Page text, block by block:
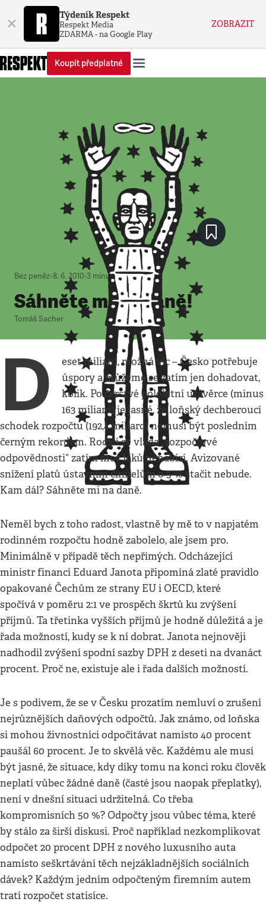
× Týdeník Respekt
Respekt Media
ZDARMA - na Google Play
ZOBRAZIT
Koupit předplatné
Bez peněz•8. 6. 2010•3 minuty
Sáhněte mi na daně!
Tomáš Sacher
D
eset miliard, možná víc – Česko potřebuje
úspory a můžeme se zatím jen dohadovat,
kolik. Po čerstvé pololetní uzávěrce (minus
163 miliard) je jasné, že loňský dechberoucí
schodek rozpočtu (192,4 miliard) nemusí být posledním
černým rekordem. Rodící se vláda „rozpočtové
odpovědnosti“ zatím moc léků nenabízí. Avizované
snížení platů ústavním činitelům o 5 % stačit nebude.
Kam dál? Sáhněte mi na daně.
Neměl bych z toho radost, vlastně by mě to v napjatém
rodinném rozpočtu hodně zabolelo, ale jsem pro.
Minimálně v případě těch nepřímých. Odcházející
ministr financí Eduard Janota připomíná zlaté pravidlo
opakované Čechům ze strany EU i OECD, které
spočívá v poměru 2:1 ve prospěch škrtů ku zvýšení
příjmů. Ta třetinka vyšších příjmů je hodně důležitá a je
řada možností, kudy se k ní dobrat. Janota nejnověji
nadhodil zvýšení spodní sazby DPH z deseti na dvanáct
procent. Proč ne, existuje ale i řada dalších možností.
Je s podivem, že se v Česku prozatím nemluví o zrušení
nejrůznějších daňových odpočtů. Jak známo, od loňska
si mohou živnostníci odpočítávat namísto 40 procent
paušál 60 procent. Je to skvělá věc. Každému ale musí
být jasné, že situace, kdy díky tomu na konci roku člověk
neplatí vůbec žádné daně (časté jsou naopak přeplatky),
není v dnešní situaci udržitelná. Co třeba
kompromisních 50 %? Odpočty jsou vůbec téma, které
by stálo za širší diskusi. Proč například nezkomplikovat
odpočet 20 procent DPH z nového luxusního auta
namísto seškrtávání těch nejzákladnějších sociálních
dávek? Každým jedním odpočteným firemním autem
tratí rozpočet statisíce.